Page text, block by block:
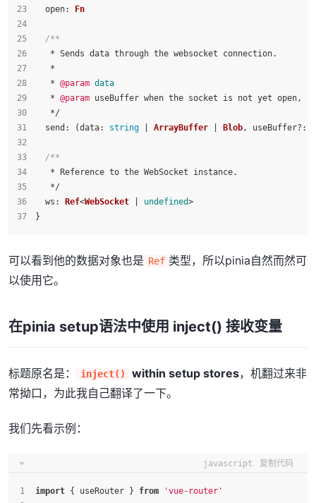
open: Fn
/**
   * Sends data through the websocket connection.
   *
   *
@param data
   *
@param useBuffer when the socket is not yet open,
   */
send : (data: string ArrayBuffer Blob, useBuffer?:
/**
   * Reference to the WebSocket instance.
   */
ws : Ref<WebSocket undefined>
}
可以看到他的数据对象也是 Ref 类型，所以pinia自然而然可
以使用它。
在pinia setup语法中使用 inject() 接收变量
标题原名是： inject() within setup stores，机翻过来非
常拗口，为此我自己翻译了一下。
我们先看示例：
javascript 复制代码
import { useRouter } from 'vue-router'